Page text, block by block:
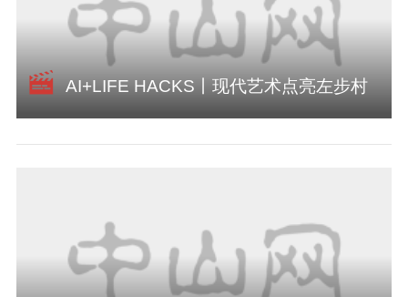
AI+LIFE HACKS丨现代艺术点亮左步村